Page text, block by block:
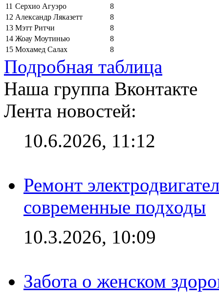
11 Серхио Агуэро
8
12 Александр Ляказетт
8
13 Мэтт Ритчи
8
14 Жоау Моутинью
8
15 Мохамед Салах 8
Подробная таблица
Наша группа Вконтакте
Лента новостей:
10.6.2026, 11:12
Ремонт
современные подходы
10.3.2026, 10:09
Забота о женском